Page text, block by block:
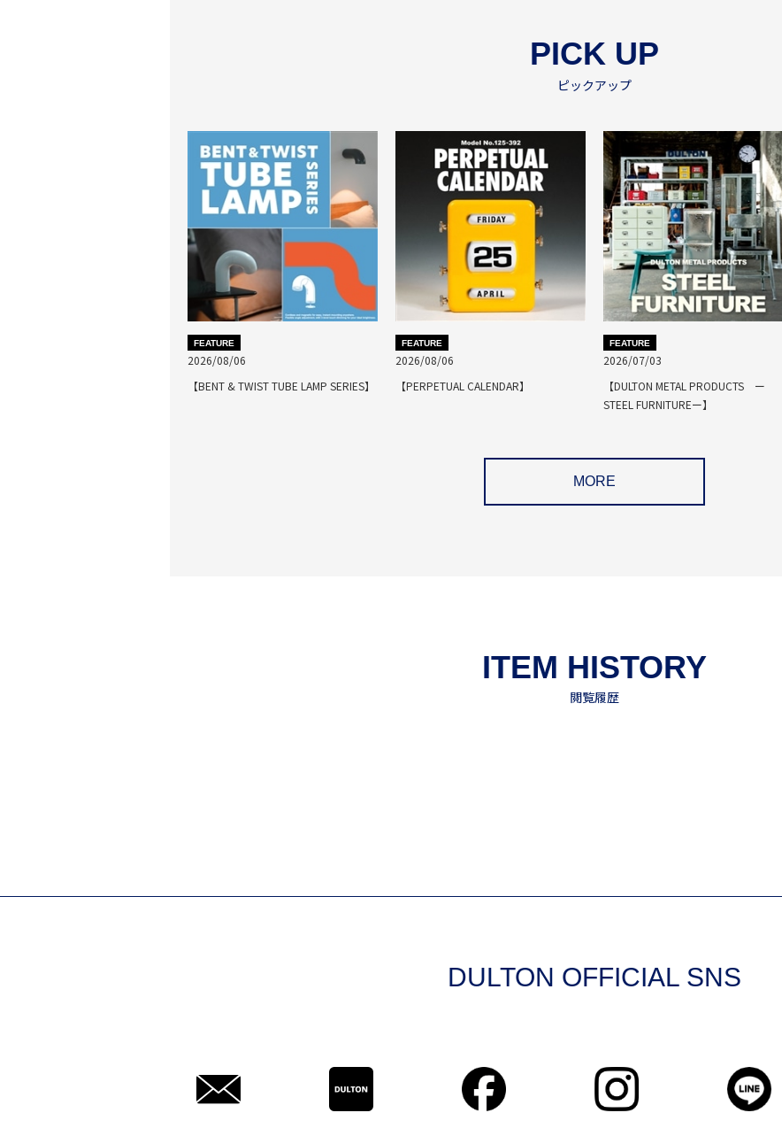
PICK UP
ピックアップ
FEATURE
2026/08/06
【BENT & TWIST TUBE LAMP SERIES】
FEATURE
2026/08/06
【PERPETUAL CALENDAR】
FEATURE
2026/07/03
【DULTON METAL PRODUCTS ー
STEEL FURNITUREー】
MORE
DULTON OFFICIAL SNS